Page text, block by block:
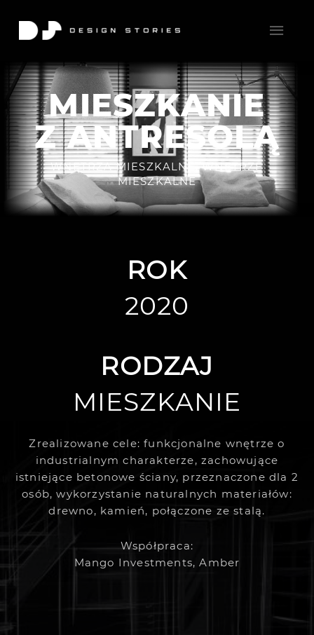
MIESZKANIE
Z ANTRESOLĄ
WNĘTRZA MIESZKALNE ,WNĘTRZE
MIESZKALNE
ROK
2020
RODZAJ
MIESZKANIE
Zrealizowane cele: funkcjonalne wnętrze o
industrialnym charakterze, zachowujące
istniejące betonowe ściany, przeznaczone dla 2
osób, wykorzystanie naturalnych materiałów:
drewno, kamień, połączone ze stalą.
Współpraca:
Mango Investments, Amber